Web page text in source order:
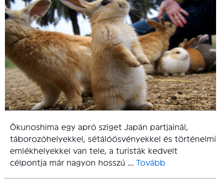
Ōkunoshima egy apró sziget Japán partjainál,
táborozóhelyekkel, sétálóösvényekkel és történelmi
emlékhelyekkel van tele, a turisták kedvelt
célpontja már nagyon hosszú ... Tovább